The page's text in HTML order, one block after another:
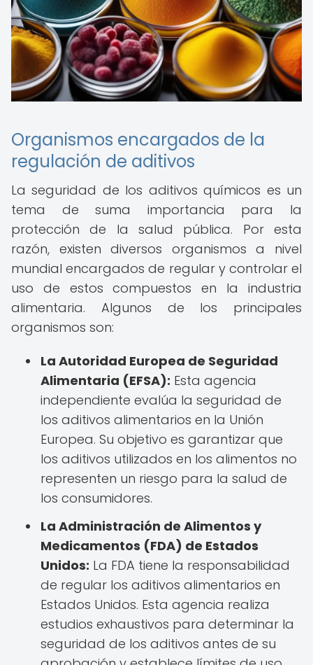
Organismos encargados de la
regulación de aditivos
La seguridad de los aditivos químicos es un
tema de suma importancia para la
protección de la salud pública. Por esta
razón, existen diversos organismos a nivel
mundial encargados de regular y controlar el
uso de estos compuestos en la industria
alimentaria. Algunos de los principales
organismos son:
La Autoridad Europea de Seguridad
Alimentaria (EFSA): Esta agencia
independiente evalúa la seguridad de
los aditivos alimentarios en la Unión
Europea. Su objetivo es garantizar que
los aditivos utilizados en los alimentos no
representen un riesgo para la salud de
los consumidores.
La Administración de Alimentos y
Medicamentos (FDA) de Estados
Unidos: La FDA tiene la responsabilidad
de regular los aditivos alimentarios en
Estados Unidos. Esta agencia realiza
estudios exhaustivos para determinar la
seguridad de los aditivos antes de su